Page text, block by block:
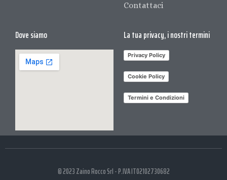
Contattaci
Dove siamo La tua privacy, i nostri termini
Privacy Policy
Cookie Policy
Termini e Condizioni
© 2023 Zaino Rocco Srl - P.IVA IT02102730682